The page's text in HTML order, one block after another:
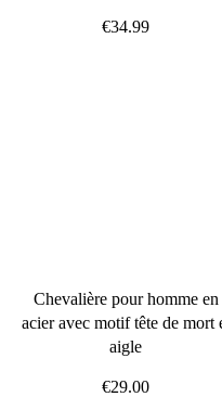
€34.99
Chevalière pour homme en
acier avec motif tête de mort
aigle
€29.00